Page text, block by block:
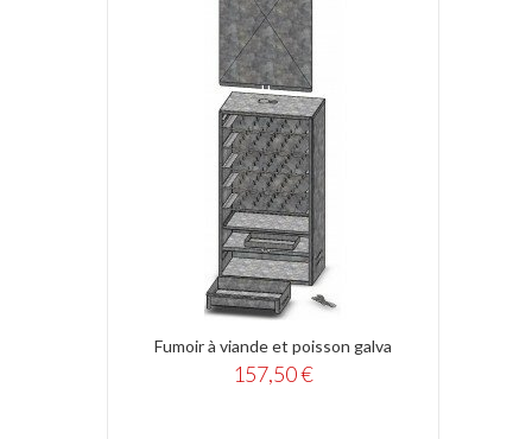
Fumoir à viande et poisson galva
157,50 €